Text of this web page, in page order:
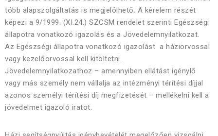
több alapszolgáltatás is megjelölhető. A kérelem részét
képezi a 9/1999. (XI.24.) SZCSM rendelet szerinti Egészségi
állapotra vonatkozó igazolás és a Jövedelemnyilatkozat.
Az Egészségi állapotra vonatkozó igazolást a háziorvossal
vagy kezelőorvossal kell kitöltetni.
Jövedelemnyilatkozathoz – amennyiben ellátást igénylő
vagy más személy nem vállalja az intézményi térítési díjjal
azonos személyi térítési díj megfizetését – mellékelni kell a
jövedelmet igazoló iratot.